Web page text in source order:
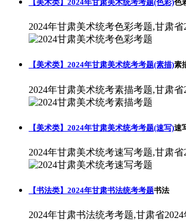
【美术类】2024年甘肃美术统考考题(色彩)色
2024年甘肃美术统考色彩考题,甘肃
【美术类】2024年甘肃美术统考考题(素描)素
2024年甘肃美术统考素描考题,甘肃
【美术类】2024年甘肃美术统考考题(速写)速
2024年甘肃美术统考速写考题,甘肃
【书法类】2024年甘肃书法统考考题书法
2024年甘肃书法统考考题,甘肃省